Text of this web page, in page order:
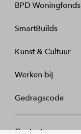
BPD Woningfonds
SmartBuilds
Kunst & Cultuur
Werken bij
Gedragscode
Contact